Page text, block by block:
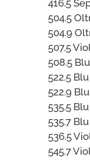
416.5
504.5
504.9
507.5
508.5
522.5
522.9
535.5
535.7
536.5
545.7